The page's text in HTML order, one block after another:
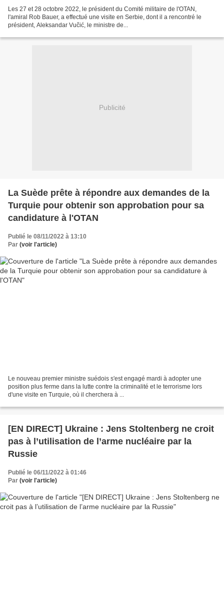
Les 27 et 28 octobre 2022, le président du Comité militaire de l'OTAN,
l'amiral Rob Bauer, a effectué une visite en Serbie, dont il a rencontré le
président, Aleksandar Vučić, le ministre de...
Publicité
La Suède prête à répondre aux demandes de la
Turquie pour obtenir son approbation pour sa
candidature à l'OTAN
Publié le 08/11/2022 à 13:10
Par (voir l'article)
Le nouveau premier ministre suédois s'est engagé mardi à adopter une
position plus ferme dans la lutte contre la criminalité et le terrorisme lors
d'une visite en Turquie, où il cherchera à ...
[EN DIRECT] Ukraine : Jens Stoltenberg ne croit
pas à l’utilisation de l’arme nucléaire par la
Russie
Publié le 06/11/2022 à 01:46
Par (voir l'article)